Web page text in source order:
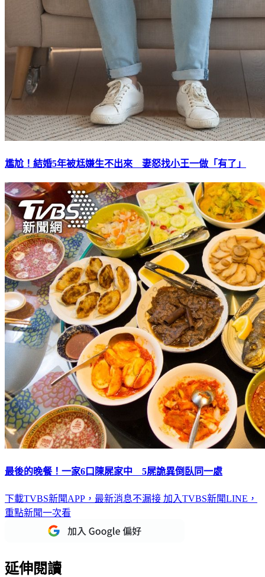
尷尬！結婚5年被尪嫌生不出來 妻怒找小王一做「有了」
最後的晚餐！一家6口陳屍家中 5屍詭異倒臥同一處
下載TVBS新聞APP，最新消息不漏接 加入TVBS新聞LINE，
重點新聞一次看
延伸閱讀